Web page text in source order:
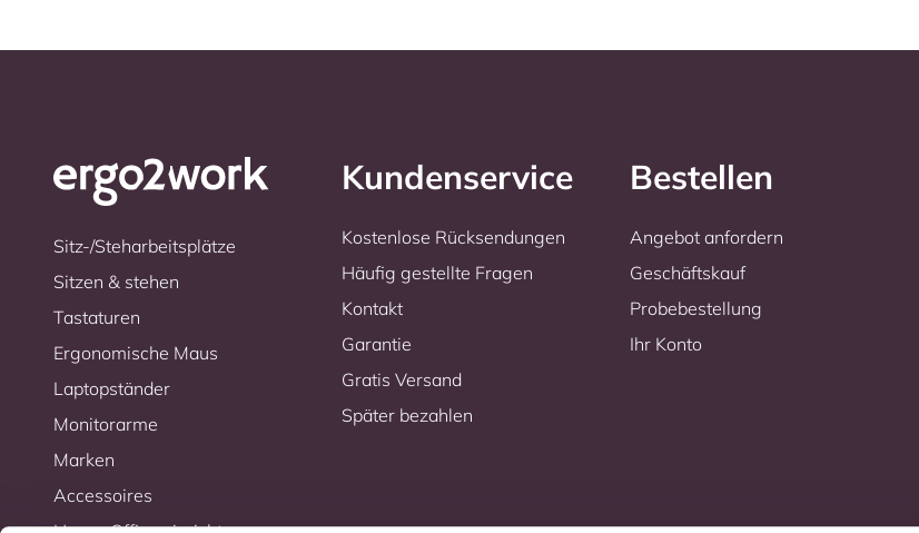
Sitz-/Steharbeitsplätze
Sitzen & stehen
Tastaturen
Ergonomische Maus
Laptopständer
Monitorarme
Marken
Accessoires
Kundenservice
Kostenlose Rücksendungen
Häufig gestellte Fragen
Kontakt
Garantie
Gratis Versand
Später bezahlen
Bestellen
Angebot anfordern
Geschäftskauf
Probebestellung
Ihr Konto